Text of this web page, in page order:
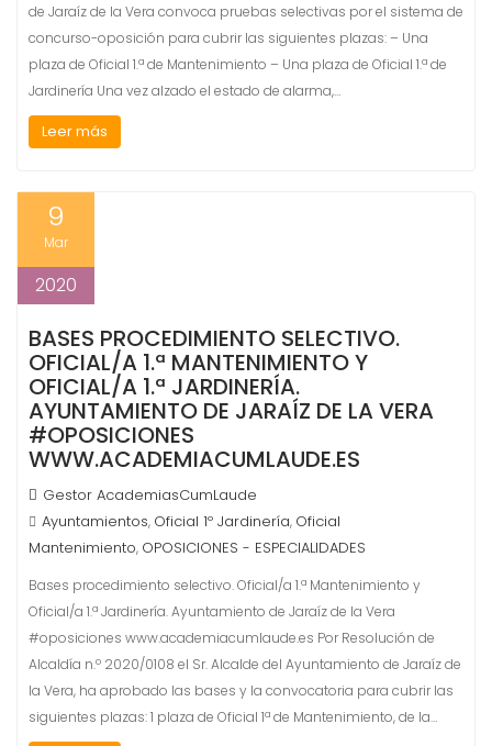
de Jaraíz de la Vera convoca pruebas selectivas por el sistema de
concurso-oposición para cubrir las siguientes plazas: – Una
plaza de Oficial 1.ª de Mantenimiento – Una plaza de Oficial 1.ª de
Jardinería Una vez alzado el estado de alarma,…
Leer más
9
Mar
2020
BASES PROCEDIMIENTO SELECTIVO.
OFICIAL/A 1.ª MANTENIMIENTO Y
OFICIAL/A 1.ª JARDINERÍA.
AYUNTAMIENTO DE JARAÍZ DE LA VERA
#OPOSICIONES
WWW.ACADEMIACUMLAUDE.ES
Gestor AcademiasCumLaude
Ayuntamientos, Oficial 1º Jardinería, Oficial
Mantenimiento, OPOSICIONES - ESPECIALIDADES
Bases procedimiento selectivo. Oficial/a 1.ª Mantenimiento y
Oficial/a 1.ª Jardinería. Ayuntamiento de Jaraíz de la Vera
#oposiciones www.academiacumlaude.es Por Resolución de
Alcaldía n.º 2020/0108 el Sr. Alcalde del Ayuntamiento de Jaraíz de
la Vera, ha aprobado las bases y la convocatoria para cubrir las
siguientes plazas: 1 plaza de Oficial 1ª de Mantenimiento, de la…